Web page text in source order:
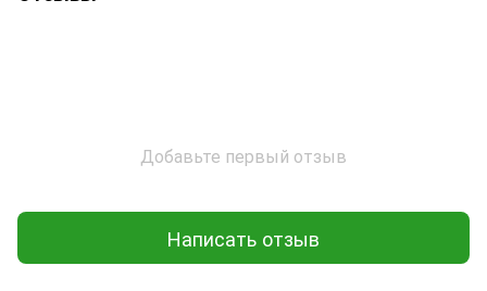
Добавьте первый отзыв
Написать отзыв